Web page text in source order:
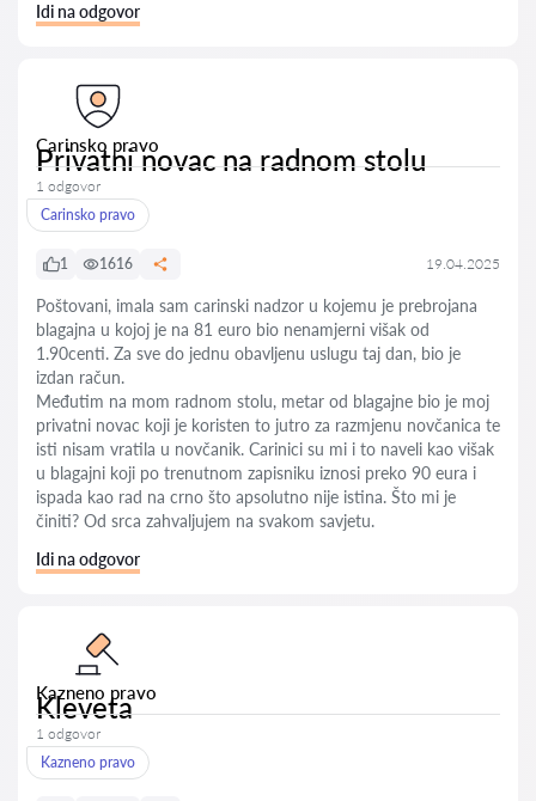
Idi na odgovor
Carinsko pravo
Privatni novac na radnom stolu
1 odgovor
Carinsko pravo
1 1616 19.04.2025
Poštovani, imala sam carinski nadzor u kojemu je prebrojana
blagajna u kojoj je na 81 euro bio nenamjerni višak od
1.90centi. Za sve do jednu obavljenu uslugu taj dan, bio je
izdan račun.
Međutim na mom radnom stolu, metar od blagajne bio je moj
privatni novac koji je koristen to jutro za razmjenu novčanica te
isti nisam vratila u novčanik. Carinici su mi i to naveli kao višak
u blagajni koji po trenutnom zapisniku iznosi preko 90 eura i
ispada kao rad na crno što apsolutno nije istina. Što mi je
činiti? Od srca zahvaljujem na svakom savjetu.
Idi na odgovor
Kazneno pravo
Kleveta
1 odgovor
Kazneno pravo